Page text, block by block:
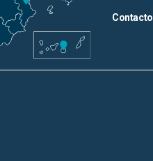
Contacto